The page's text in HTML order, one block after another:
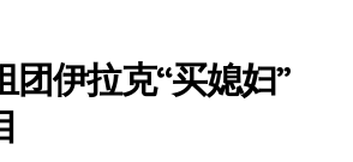
团伊拉克“买媳妇”